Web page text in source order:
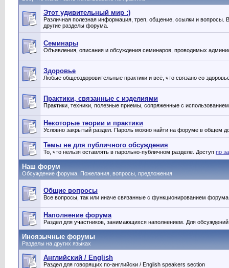
Этот удивительный мир :)
Различная полезная информация, треп, общение, ссылки и вопросы.
другие разделы форума.
Семинары
Объявления, описания и обсуждения семинаров, проводимых
Здоровье
Любые общеоздоровительные практики и всё, что связано со
Практики, связанные с изделиями
Практики, техники, полезные приемы, сопряженные с
Некоторые теории и практики
Условно закрытый раздел. Пароль можно найти на форуме в общем
Темы не для публичного обсуждения
То, что нельзя оставлять в парольно-публичном разделе. Доступ по
Наш форум
Обсуждение форума. Пожелания, вопросы, предложения
Общие вопросы
Все вопросы, так или иначе связанные с функционированием форума
Наполнение форума
Раздел для участников, занимающихся наполнением. Для
Иноязычные форумы
Разделы на других языках
Английский / English
Раздел для говорящих по-английски / English speakers section